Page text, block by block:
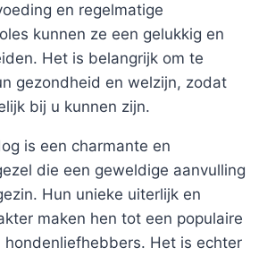
en regelmatige
kunnen ze een gelukkig en
Het is belangrijk om te
gezondheid en welzijn, zodat
bij u kunnen zijn.
is een charmante en
die een geweldige aanvulling
Hun unieke uiterlijk en
maken hen tot een populaire
hondenliefhebbers. Het is echter